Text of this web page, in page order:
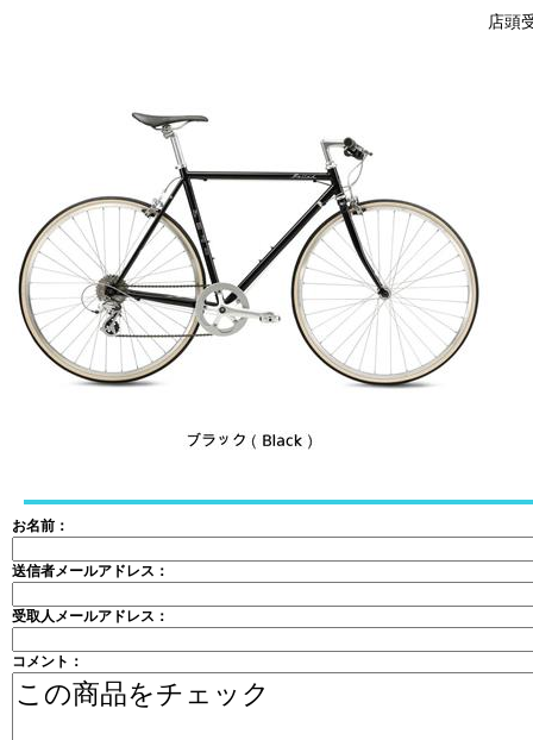
店頭
お名前：
送信者メールアドレス：
受取人メールアドレス：
コメント：